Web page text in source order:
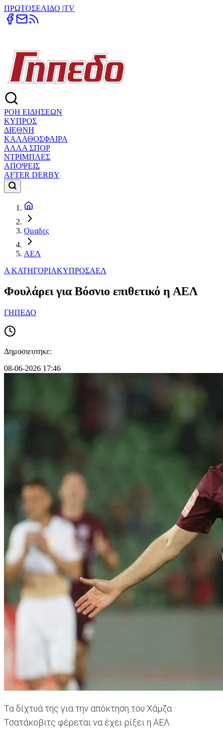
ΠΡΩΤΟΣΕΛΙΔΟ |TV
ΡΟΗ ΕΙΔΗΣΕΩΝ
ΚΥΠΡΟΣ
ΔΙΕΘΝΗ
ΚΑΛΑΘΟΣΦΑΙΡΑ
ΑΛΛΑ ΣΠΟΡ
ΝΤΡΙΜΠΛΕΣ
ΑΠΟΨΕΙΣ
AFTER DERBY
Ομαδες
ΑΕΛ
Α ΚΑΤΗΓΟΡΙΑΚΥΠΡΟΣΑΕΛ
Φουλάρει για Βόσνιο επιθετικό η ΑΕΛ
ΓΗΠΕΔΟ
Δημοσιευτηκε:
08-06-2026 17:46
Τα δίχτυά της για την απόκτηση του Χάμζα
Τσατάκοβιτς φέρεται να έχει ρίξει η ΑΕΛ.